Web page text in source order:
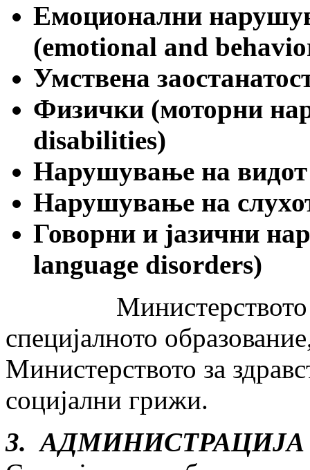
Емоционални
(emotional and
Умствена
Физички (моторни
disabilities)
Нарушување на
Нарушување на
Говорни и јазични
language disorders)
Министерството за
специјалното
Министерството за
социјални грижи.
3. АДМИНИСТРАЦИЈА